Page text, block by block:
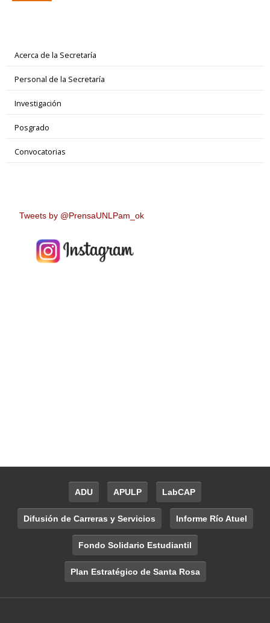
Acerca de la Secretaría
Personal de la Secretaría
Investigación
Posgrado
Convocatorias
Tweets by @PrensaUNLPam_ok
ADU APULP LabCAP
Difusión de Carreras y Servicios Informe Río Atuel
Fondo Solidario Estudiantil
Plan Estratégico de Santa Rosa